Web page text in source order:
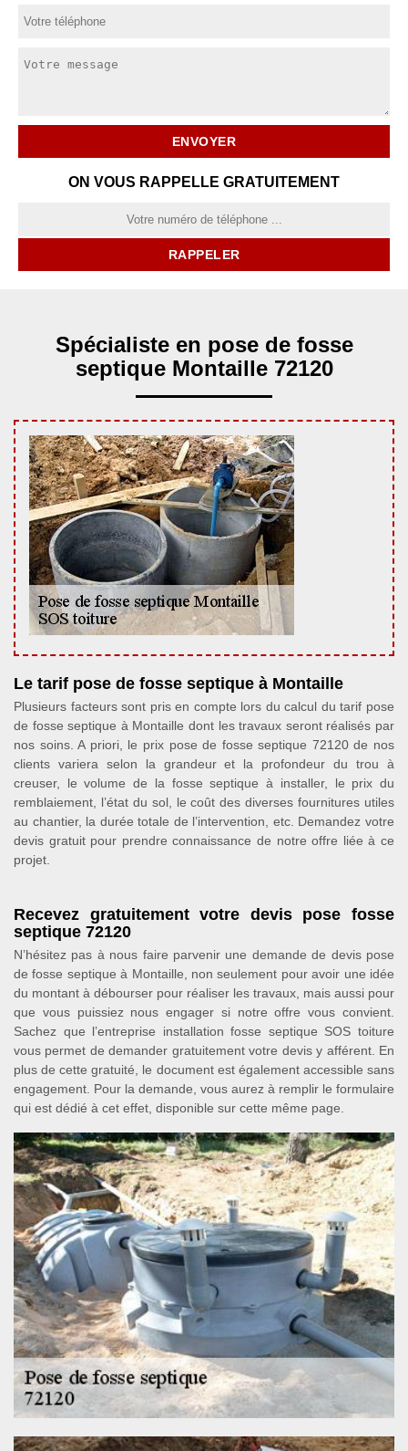
ON VOUS RAPPELLE GRATUITEMENT
Spécialiste en pose de fosse
septique Montaille 72120
Le tarif pose de fosse septique à Montaille
Plusieurs facteurs sont pris en compte lors du calcul du tarif pose
de fosse septique à Montaille dont les travaux seront réalisés par
nos soins. A priori, le prix pose de fosse septique 72120 de nos
clients variera selon la grandeur et la profondeur du trou à
creuser, le volume de la fosse septique à installer, le prix du
remblaiement, l’état du sol, le coût des diverses fournitures utiles
au chantier, la durée totale de l’intervention, etc. Demandez votre
devis gratuit pour prendre connaissance de notre offre liée à ce
projet.
Recevez gratuitement votre devis pose fosse
septique 72120
N’hésitez pas à nous faire parvenir une demande de devis pose
de fosse septique à Montaille, non seulement pour avoir une idée
du montant à débourser pour réaliser les travaux, mais aussi pour
que vous puissiez nous engager si notre offre vous convient.
Sachez que l’entreprise installation fosse septique SOS toiture
vous permet de demander gratuitement votre devis y afférent. En
plus de cette gratuité, le document est également accessible sans
engagement. Pour la demande, vous aurez à remplir le formulaire
qui est dédié à cet effet, disponible sur cette même page.